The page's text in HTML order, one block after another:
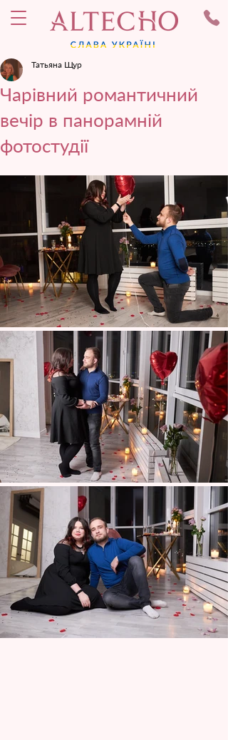
Чарівний романтичний
вечір в панорамній
фотостудії
Татьяна Щур